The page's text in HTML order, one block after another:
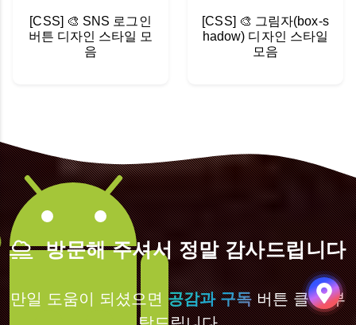
[CSS] 🎨 SNS 로그인
버튼 디자인 스타일 모
음
[CSS] 🎨 그림자(box-s
hadow) 디자인 스타일
모음
방문해 주셔서 정말 감사드립니다
만일 도움이 되셨으면 공감과 구독버튼 클릭 부